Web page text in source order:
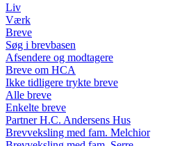
Liv
Værk
Breve
Søg i brevbasen
Afsendere og modtagere
Breve om HCA
Ikke tidligere trykte breve
Alle breve
Enkelte breve
Partner H.C. Andersens Hus
Brevveksling med fam. Melchior